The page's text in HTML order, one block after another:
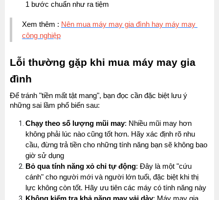
1 bước chuẩn như ra tiệm
Xem thêm : Nên mua máy may gia đình hay máy may
công nghiệp
Lỗi thường gặp khi mua máy may gia
đình
Để tránh "tiền mất tật mang", bạn đọc cần đặc biệt lưu ý
những sai lầm phổ biến sau:
Chạy theo số lượng mũi may: Nhiều mũi may hơn
không phải lúc nào cũng tốt hơn. Hãy xác định rõ nhu
cầu, đừng trả tiền cho những tính năng bạn sẽ không bao
giờ sử dụng
Bỏ qua tính năng xỏ chỉ tự động: Đây là một "cứu
cánh" cho người mới và người lớn tuổi, đặc biệt khi thị
lực không còn tốt. Hãy ưu tiên các máy có tính năng này